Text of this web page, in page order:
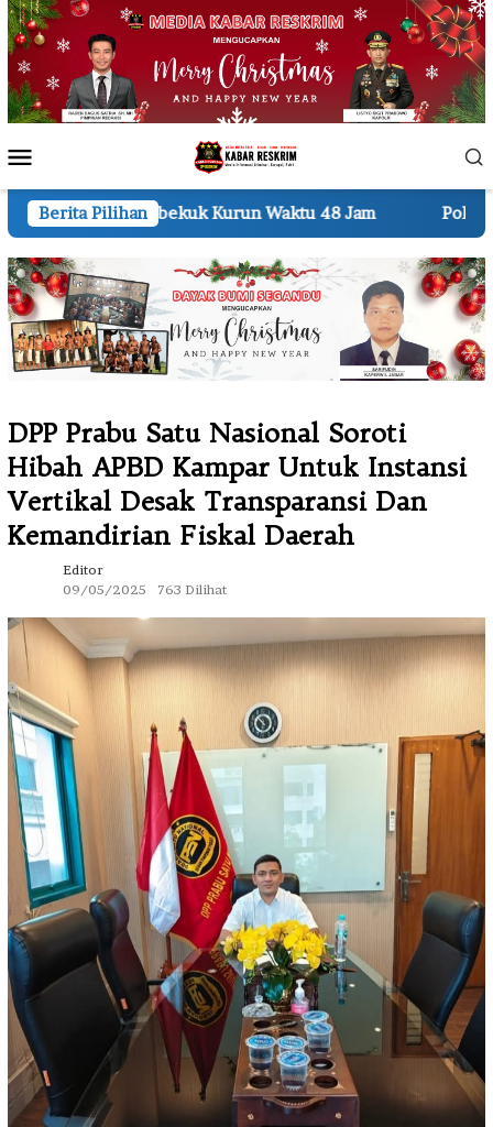
Loncat
ke
konten
Mobile
Berita Pilihan
Waktu 48 Jam Polda Sumut Bongkar Home
DPP Prabu Satu Nasional Soroti
Hibah APBD Kampar Untuk Instansi
Vertikal Desak Transparansi Dan
Kemandirian Fiskal Daerah
Editor
09/05/2025
763 Dilihat